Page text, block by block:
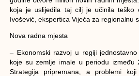
koja je uslijedila taj cilj je učinila teško
Ivošević, ekspertica Vijeća za regionalnu
Nova radna mjesta
– Ekonomski razvoj u regiji
koje su zemlje imale u periodu
Strategija pripremana, a problemi